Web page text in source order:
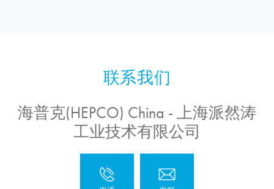
海普克(HEPCO) China - 上海派然涛
工业技术有限公司